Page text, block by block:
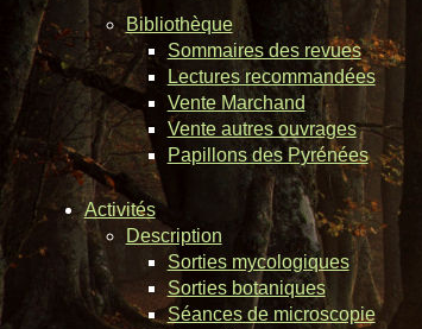
Bibliothèque
Sommaires des revues
Lectures recommandées
Vente Marchand
Vente autres ouvrages
Papillons des Pyrénées
Activités
Description
Sorties mycologiques
Sorties botaniques
Séances de microscopie